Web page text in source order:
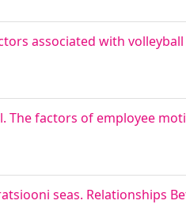
associated with
factors of employee
seas. Relationships